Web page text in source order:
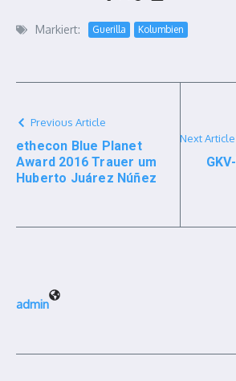
Markiert: Guerilla Kolumbien
Previous Article
ethecon Blue Planet
Award 2016 Trauer um
Huberto Juárez Núñez
Next Article
admin